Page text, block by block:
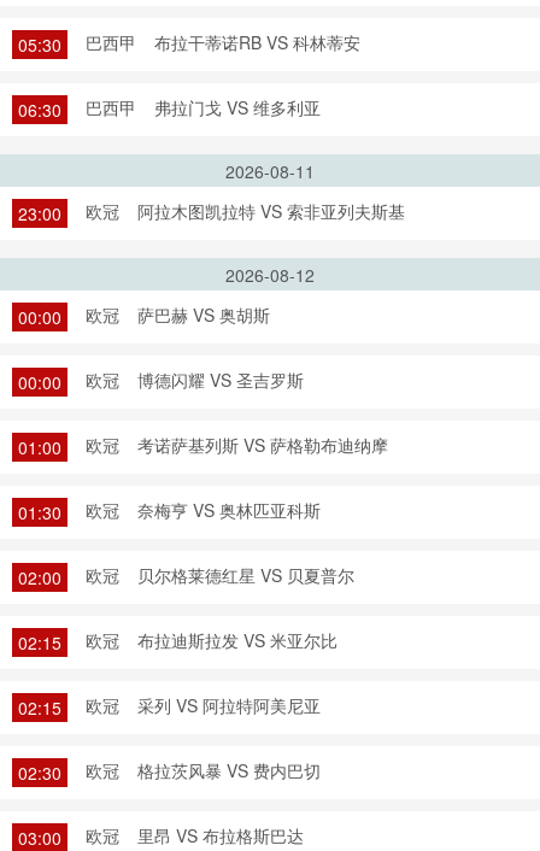
05:30 巴西甲 布拉干蒂诺RB VS 科林蒂安
06:30 巴西甲 弗拉门戈 VS 维多利亚
2026-08-11
23:00
欧冠 阿拉木图凯拉特 VS 索非亚列夫斯基
2026-08-12
00:00
欧冠 萨巴赫 VS 奥胡斯
00:00 欧冠 博德闪耀 VS 圣吉罗斯
01:00 欧冠 考诺萨基列斯 VS 萨格勒布迪纳摩
01:30 欧冠 奈梅亨 VS 奥林匹亚科斯
02:00 欧冠 贝尔格莱德红星 VS 贝夏普尔
02:15 欧冠 布拉迪斯拉发 VS 米亚尔比
02:15 欧冠 采列 VS 阿拉特阿美尼亚
02:30 欧冠 格拉茨风暴 VS 费内巴切
03:00 欧冠 里昂 VS 布拉格斯巴达